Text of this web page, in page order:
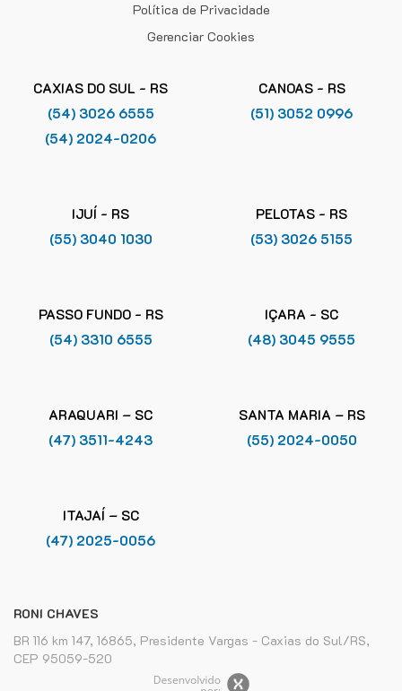
Política de Privacidade
Gerenciar Cookies
CAXIAS DO SUL - RS
(54) 3026 6555
(54) 2024-0206
CANOAS - RS
(51) 3052 0996
IJUÍ - RS
(55) 3040 1030
PELOTAS - RS
(53) 3026 5155
PASSO FUNDO - RS
(54) 3310 6555
IÇARA - SC
(48) 3045 9555
ARAQUARI – SC
(47) 3511-4243
SANTA MARIA – RS
(55) 2024-0050
ITAJAÍ – SC
(47) 2025-0056
RONI CHAVES
BR 116 km 147, 16865, Presidente Vargas - Caxias do Sul/RS,
CEP 95059-520